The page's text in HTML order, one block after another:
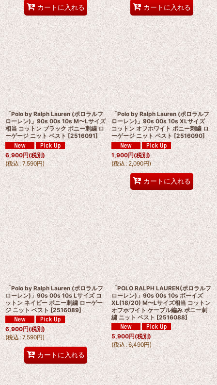
カートに入れる カートに入れる
「Polo by Ralph Lauren (ポロラルフ
ローレン)」90s 00s 10s M〜Lサイズ
相当 コットン ブラック ポニー刺繍 ロ
ーゲージ ニット ベスト [2516091]
6,900円(税別)
(税込: 7,590円)
「Polo by Ralph Lauren (ポロラルフ
ローレン)」90s 00s 10s XLサイズ
コットン オフホワイト ポニー刺繍 ロ
ーゲージ ニット ベスト [2516090]
1,900円(税別)
(税込: 2,090円)
カートに入れる
「Polo by Ralph Lauren (ポロラルフ
ローレン)」90s 00s 10s Lサイズ コ
ットン ネイビー ポニー刺繍 ローゲー
ジ ニット ベスト [2516089]
6,900円(税別)
(税込: 7,590円)
カートに入れる
「POLO RALPH LAUREN(ポロラルフ
ローレン)」90s 00s 10s ボーイズ
XL(18/20) M〜Lサイズ相当 コットン
オフホワイト ケーブル編み ポニー刺
繍 ニット ベスト [2516088]
5,900円(税別)
(税込 : 6,490円)